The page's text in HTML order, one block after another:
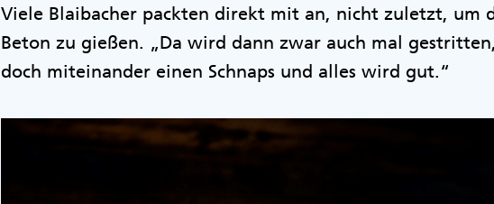
Viele Blaibacher packten direkt mit an, nicht zuletzt, um
Beton zu gießen. „Da wird dann zwar auch mal
doch miteinander einen Schnaps und alles wird gut.“